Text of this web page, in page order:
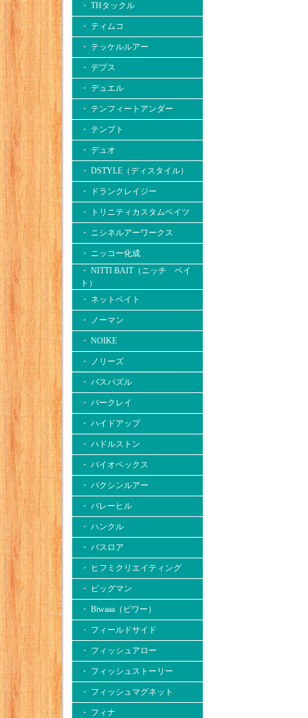
・ THタックル
・ ティムコ
・ テッケルルアー
・ デプス
・ デュエル
・ テンフィートアンダー
・ テンプト
・ デュオ
・ DSTYLE（ディスタイル）
・ ドランクレイジー
・ トリニティカスタムベイツ
・ ニシネルアーワークス
・ ニッコー化成
・ NITTI BAIT（ニッチ ベイ
ト）
・ ネットベイト
・ ノーマン
・ NOIKE
・ ノリーズ
・ バスパズル
・ バークレイ
・ ハイドアップ
・ ハドルストン
・ バイオベックス
・ バクシンルアー
・ バレーヒル
・ ハンクル
・ バスロア
・ ヒフミクリエイティング
・ ビッグマン
・ Biwaaa（ビワー）
・ フィールドサイド
・ フィッシュアロー
・ フィッシュストーリー
・ フィッシュマグネット
・ フィナ